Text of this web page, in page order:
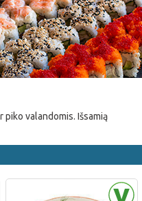
piko valandomis. Išsamią